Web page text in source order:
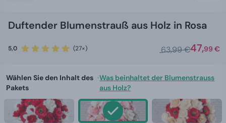
Duftender Blumenstrauß aus Holz in Rosa
5,0 (27×) 63,99 €47,99 €
Wählen Sie den Inhalt des
Pakets
•Was beinhaltet der Blumenstrauss
aus Holz?